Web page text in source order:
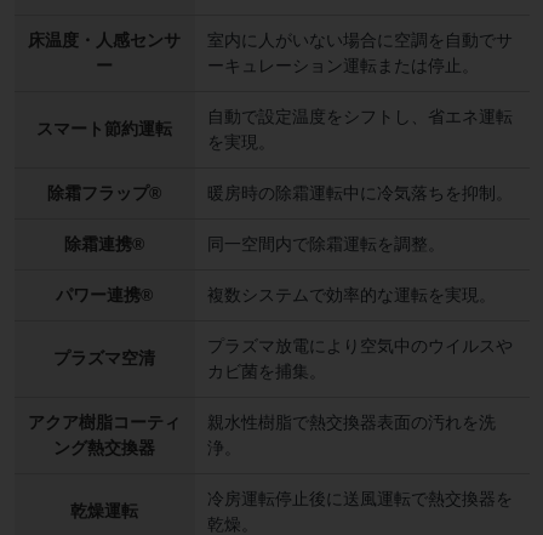
床温度・人感センサ
ー
室内に人がいない場合に空調を自動でサ
ーキュレーション運転または停止。
スマート節約運転
自動で設定温度をシフトし、省エネ運転
を実現。
除霜フラップ® 暖房時の除霜運転中に冷気落ちを抑制。
除霜連携® 同一空間内で除霜運転を調整。
パワー連携® 複数システムで効率的な運転を実現。
プラズマ空清
プラズマ放電により空気中のウイルスや
カビ菌を捕集。
アクア樹脂コーティ
ング熱交換器
親水性樹脂で熱交換器表面の汚れを洗
浄。
乾燥運転
冷房運転停止後に送風運転で熱交換器を
乾燥。